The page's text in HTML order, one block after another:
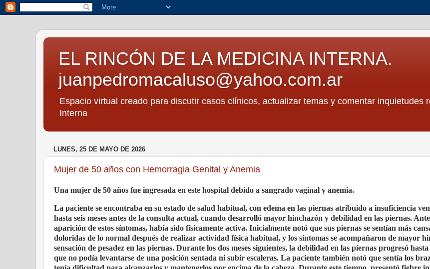
EL RINCÓN DE LA MEDICINA INTERNA.
juanpedromacaluso@yahoo.com.ar
Espacio virtual creado para discutir casos clínicos, actualizar temas y comentar inquietudes
Interna
LUNES, 25 DE MAYO DE 2026
Mujer de 50 años con Hemorragia Genital y Anemia
Una mujer de 50 años fue ingresada en este hospital debido a sangrado vaginal y anemia.
La paciente se encontraba en su estado de salud habitual, con edema en las piernas atribuido a insuficiencia
hasta seis meses antes de la consulta actual, cuando desarrolló mayor hinchazón y debilidad en las piernas.
aparición de estos síntomas, había sido físicamente activa. Inicialmente notó que sus piernas se sentían más
doloridas de lo normal después de realizar actividad física habitual, y los síntomas se acompañaron de mayor
sensación de pesadez en las piernas. Durante los dos meses siguientes, la debilidad en las piernas progresó
que no podía levantarse de una posición sentada ni subir escaleras. La paciente también notó que sentía los